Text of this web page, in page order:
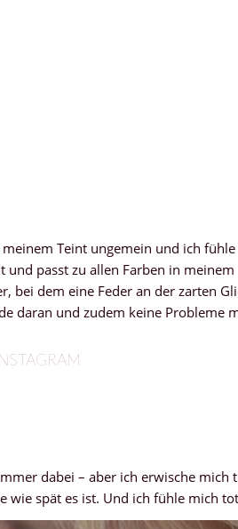
Teint ungemein und ich
und passt zu allen Farben in
bei dem eine Feder an der zarten
daran und zudem keine Probleme
dabei – aber ich erwische
wie spät es ist. Und ich fühle mich